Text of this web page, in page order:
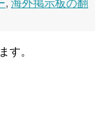
,海外掲示板の翻
す。